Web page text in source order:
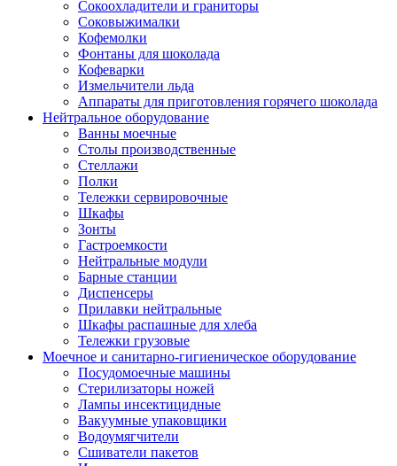
Сокоохладители и граниторы
Соковыжималки
Кофемолки
Фонтаны для шоколада
Кофеварки
Измельчители льда
Аппараты для приготовления горячего шоколада
Нейтральное оборудование
Ванны моечные
Столы производственные
Стеллажи
Полки
Тележки сервировочные
Шкафы
Зонты
Гастроемкости
Нейтральные модули
Барные станции
Диспенсеры
Прилавки нейтральные
Шкафы распашные для хлеба
Тележки грузовые
Моечное и санитарно-гигиеническое оборудование
Посудомоечные машины
Стерилизаторы ножей
Лампы инсектицидные
Вакуумные упаковщики
Водоумягчители
Сшиватели пакетов